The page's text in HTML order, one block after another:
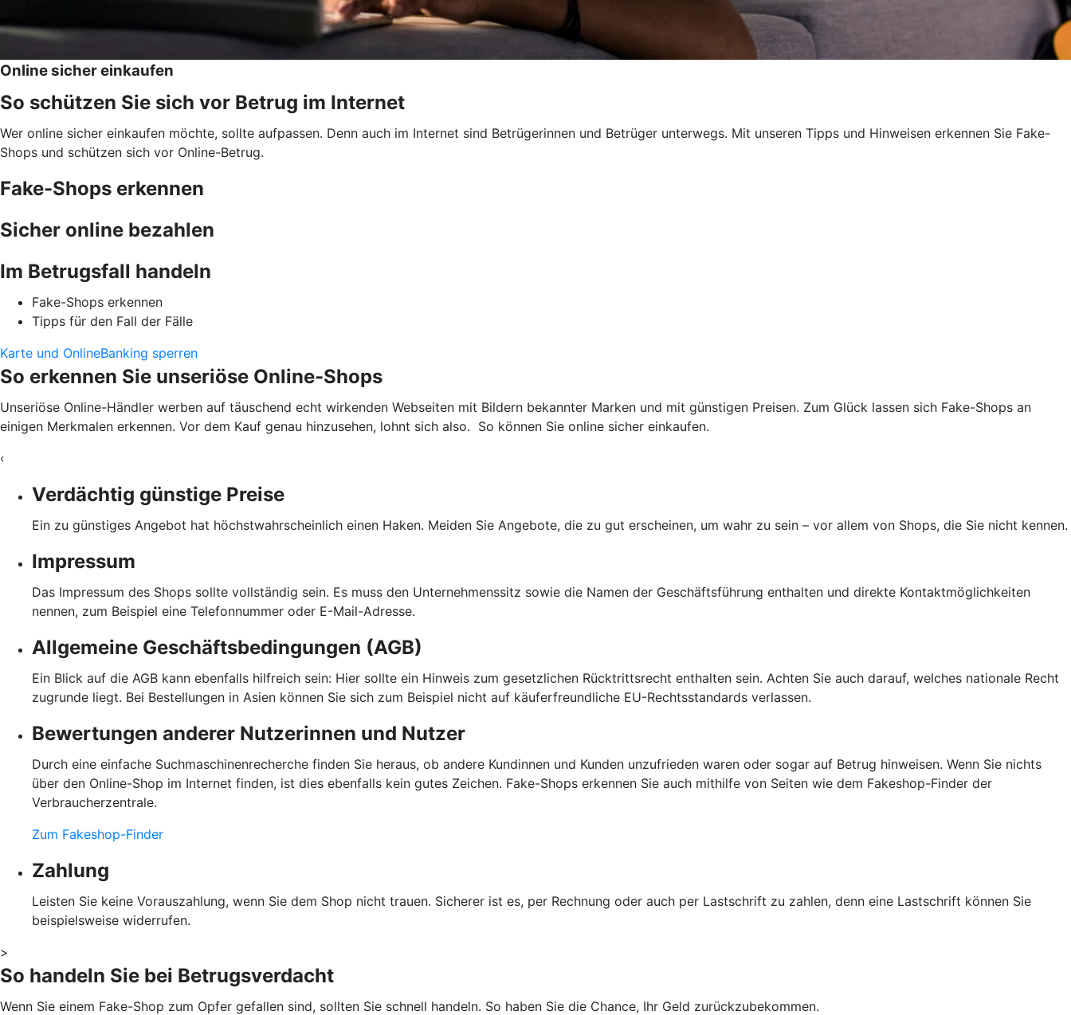
Online sicher einkaufen
So schützen Sie sich vor Betrug im Internet
Wer online sicher einkaufen möchte, sollte aufpassen. Denn auch im Internet sind Betrügerinnen und Betrüger unterwegs. Mit unseren Tipps und Hinweisen erkennen Sie Fake-
Shops und schützen sich vor Online-Betrug.
Fake-Shops erkennen
Sicher online bezahlen
Im Betrugsfall handeln
Fake-Shops erkennen
Tipps für den Fall der Fälle
Karte und OnlineBanking sperren
So erkennen Sie unseriöse Online-Shops
Unseriöse Online-Händler werben auf täuschend echt wirkenden Webseiten mit Bildern bekannter Marken und mit günstigen Preisen. Zum Glück lassen sich Fake-Shops an
einigen Merkmalen erkennen. Vor dem Kauf genau hinzusehen, lohnt sich also. So können Sie online sicher einkaufen.
‹
Verdächtig günstige Preise
Ein zu günstiges Angebot hat höchstwahrscheinlich einen Haken. Meiden Sie Angebote, die zu gut erscheinen, um wahr zu sein – vor allem von Shops, die Sie nicht kennen.
Impressum
Das Impressum des Shops sollte vollständig sein. Es muss den Unternehmenssitz sowie die Namen der Geschäftsführung enthalten und direkte Kontaktmöglichkeiten
nennen, zum Beispiel eine Telefonnummer oder E-Mail-Adresse.
Allgemeine Geschäftsbedingungen (AGB)
Ein Blick auf die AGB kann ebenfalls hilfreich sein: Hier sollte ein Hinweis zum gesetzlichen Rücktrittsrecht enthalten sein. Achten Sie auch darauf, welches nationale Recht
zugrunde liegt. Bei Bestellungen in Asien können Sie sich zum Beispiel nicht auf käuferfreundliche EU-Rechtsstandards verlassen.
Bewertungen anderer Nutzerinnen und Nutzer
Durch eine einfache Suchmaschinenrecherche finden Sie heraus, ob andere Kundinnen und Kunden unzufrieden waren oder sogar auf Betrug hinweisen. Wenn Sie nichts
über den Online-Shop im Internet finden, ist dies ebenfalls kein gutes Zeichen. Fake-Shops erkennen Sie auch mithilfe von Seiten wie dem Fakeshop-Finder der
Verbraucherzentrale.
Zum Fakeshop-Finder
Zahlung
Leisten Sie keine Vorauszahlung, wenn Sie dem Shop nicht trauen. Sicherer ist es, per Rechnung oder auch per Lastschrift zu zahlen, denn eine Lastschrift können Sie
beispielsweise widerrufen.
>
So handeln Sie bei Betrugsverdacht
Wenn Sie einem Fake-Shop zum Opfer gefallen sind, sollten Sie schnell handeln. So haben Sie die Chance, Ihr Geld zurückzubekommen.